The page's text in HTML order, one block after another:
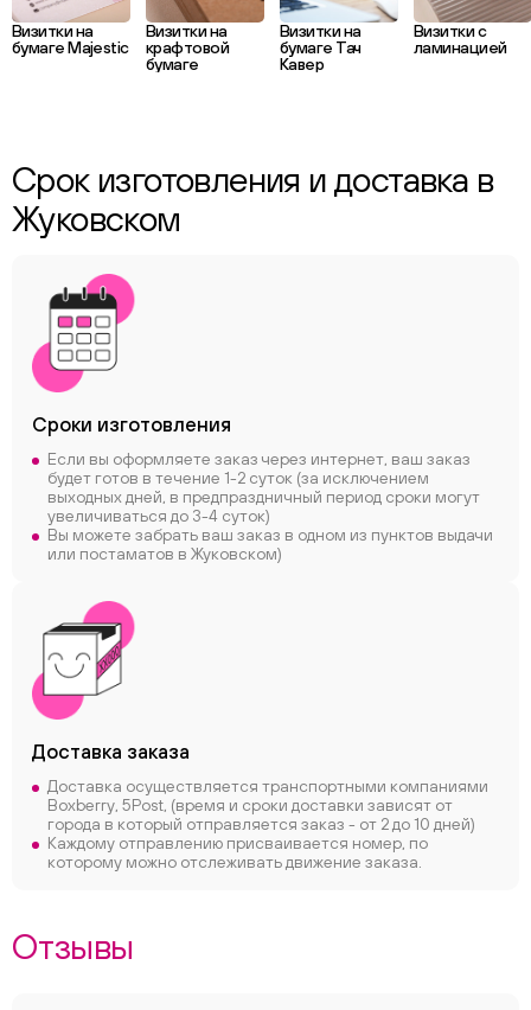
Визитки на
бумаге Majestic
Визитки на
крафтовой
бумаге
Визитки на
бумаге Тач
Кавер
Визитки с
ламинацией
Срок изготовления и доставка в
Жуковском
Сроки изготовления
Если вы оформляете заказ через интернет, ваш заказ
будет готов в течение 1-2 суток (за исключением
выходных дней, в предпраздничный период сроки могут
увеличиваться до 3-4 суток)
Вы можете забрать ваш заказ в одном из пунктов выдачи
или постаматов в Жуковском)
Доставка заказа
Доставка осуществляется транспортными компаниями
Boxberry, 5Post, (время и сроки доставки зависят от
города в который отправляется заказ - от 2 до 10 дней)
Каждому отправлению присваивается номер, по
которому можно отслеживать движение заказа.
Отзывы